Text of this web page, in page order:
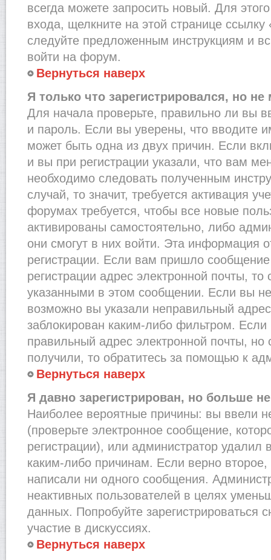
всегда можете запросить новый. Для
входа, щелкните на этой странице
следуйте предложенным инструкциям и
войти на форум.
Вернуться наверх
Я только что зарегистрировался, но не
Для начала проверьте, правильно ли вы
и пароль. Если вы уверены, что вводите
может быть одна из двух причин. Если
и вы при регистрации указали, что вам
необходимо следовать полученным
случай, то значит, требуется активация
форумах требуется, чтобы все новые
активированы самостоятельно, либо
они смогут в них войти. Эта информация
регистрации. Если вам пришло
регистрации адрес электронной почты, то
указанными в этом сообщении. Если вы
возможно вы указали неправильный
заблокирован каким-либо фильтром.
правильный адрес электронной почты, но
получили, то обратитесь за помощью к
Вернуться наверх
Я давно зарегистрирован, но больше
Наиболее вероятные причины: вы ввели
(проверьте электронное сообщение,
регистрации), или администратор удалил
каким-либо причинам. Если верно
написали ни одного сообщения.
неактивных пользователей в целях
данных. Попробуйте зарегистрироваться
участие в дискуссиях.
Вернуться наверх